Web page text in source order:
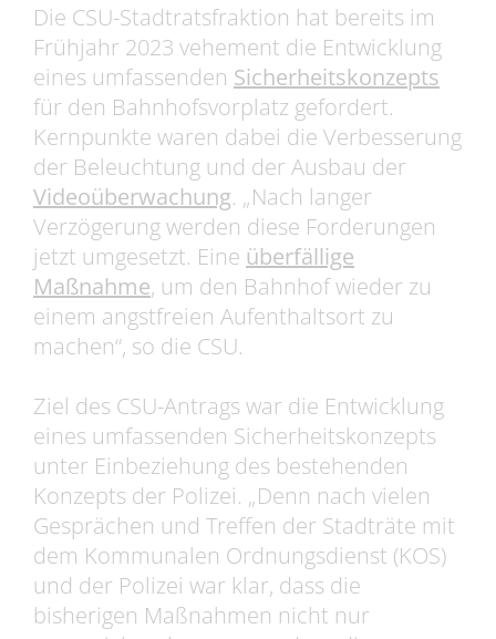
Die CSU-Stadtratsfraktion hat bereits im
Frühjahr 2023 vehement die Entwicklung
eines umfassenden Sicherheitskonzepts
für den Bahnhofsvorplatz gefordert.
Kernpunkte waren dabei die Verbesserung
der Beleuchtung und der Ausbau der
Videoüberwachung. „Nach langer
Verzögerung werden diese Forderungen
jetzt umgesetzt. Eine überfällige
Maßnahme, um den Bahnhof wieder zu
einem angstfreien Aufenthaltsort zu
machen“, so die CSU.
Ziel des CSU-Antrags war die Entwicklung
eines umfassenden Sicherheitskonzepts
unter Einbeziehung des bestehenden
Konzepts der Polizei. „Denn nach vielen
Gesprächen und Treffen der Stadträte mit
dem Kommunalen Ordnungsdienst (KOS)
und der Polizei war klar, dass die
bisherigen Maßnahmen nicht nur